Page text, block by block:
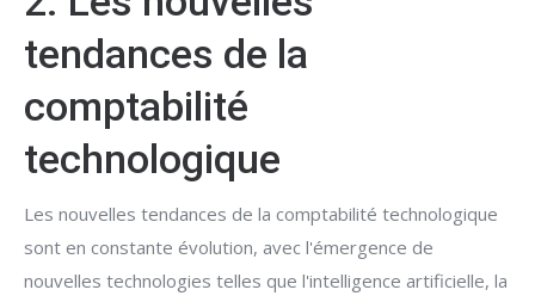
tendances de la
comptabilité
technologique
Les nouvelles tendances de la comptabilité technologique
sont en constante évolution, avec l'émergence de
nouvelles technologies telles que l'intelligence artificielle, la